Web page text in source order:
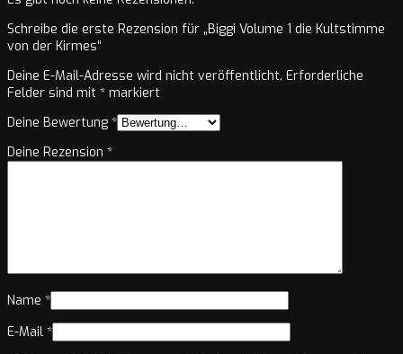
Schreibe die erste Rezension für „Biggi Volume 1 die Kultstimme
von der Kirmes“
Deine E-Mail-Adresse wird nicht veröffentlicht. Erforderliche
Felder sind mit * markiert
Deine Bewertung *
Deine Rezension *
Name *
E-Mail *